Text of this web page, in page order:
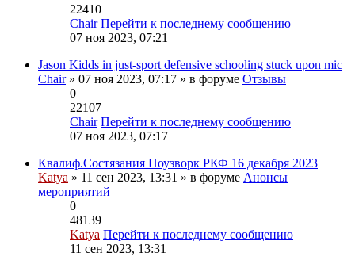
22410
Chair Перейти к последнему сообщению
07 ноя 2023, 07:21
Jason Kidds in just-sport defensive schooling stuck upon mic
Chair» 07 ноя 2023, 07:17 » в форуме Отзывы
0
22107
Chair Перейти к последнему сообщению
07 ноя 2023, 07:17
Квалиф.Состязания Ноузворк РКФ 16 декабря 2023
Katya » 11 сен 2023, 13:31 » в форуме Анонсы
мероприятий
0
48139
Katya Перейти к последнему сообщению
11 сен 2023, 13:31